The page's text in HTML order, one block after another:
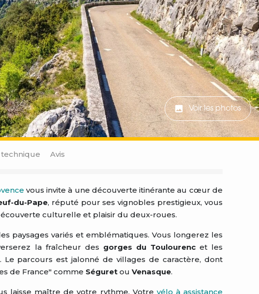
Voir les photos
Avis
vous invite à une découverte itinérante au cœur de
du-Pape, réputé pour ses vignobles prestigieux, vous
culturelle et plaisir du deux-roues.
paysages variés et emblématiques. Vous longerez les
la fraîcheur des gorges du Toulourencet les
parcours est jalonné de villages de caractère, dont
de France" comme Séguret ou Venasque.
laisse maître de votre rythme. Votre vélo à assistance